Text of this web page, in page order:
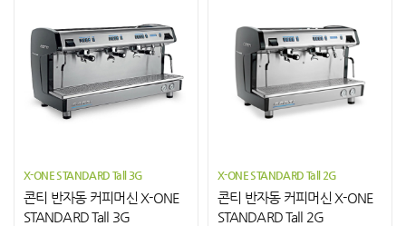
X-ONE STANDARD Tall 3G
콘티 반자동 커피머신 X-ONE
STANDARD Tall 3G
X-ONE STANDARD Tall 2G
콘티 반자동 커피머신 X-ONE
STANDARD Tall 2G